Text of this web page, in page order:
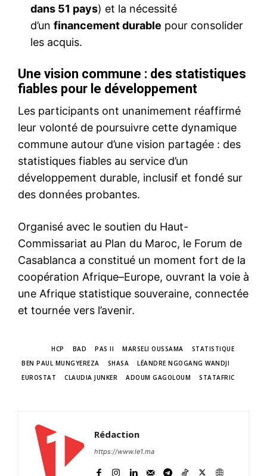
le1.ma
l'intelligence de
l'information
S'ABONNER MAINTENANT
À propos
Nous contacter
dans 51 pays) et la nécessité
d’un financement durable pour consolider
les acquis.
Une vision commune : des statistiques
fiables pour le développement
Les participants ont unanimement réaffirmé
leur volonté de poursuivre cette dynamique
commune autour d’une vision partagée : des
statistiques fiables au service d’un
développement durable, inclusif et fondé sur
des données probantes.
Organisé avec le soutien du Haut-
Commissariat au Plan du Maroc, le Forum de
Casablanca a constitué un moment fort de la
coopération Afrique–Europe, ouvrant la voie à
une Afrique statistique souveraine, connectée
et tournée vers l’avenir.
HCP BAD PAS II MARSELI OUSSAMA
STATISTIQUE
BEN PAUL MUNGYEREZA
SHASA
LÉANDRE NGOGANG WANDJI
EUROSTAT
CLAUDIA JUNKER ADOUM GAGOLOUM STATAFRIC
Rédaction
https://www.le1.ma